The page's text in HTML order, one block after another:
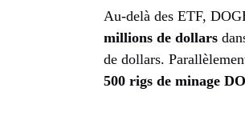
Au-delà des ETF,
millions de dollars
de dollars.
500 rigs de minage